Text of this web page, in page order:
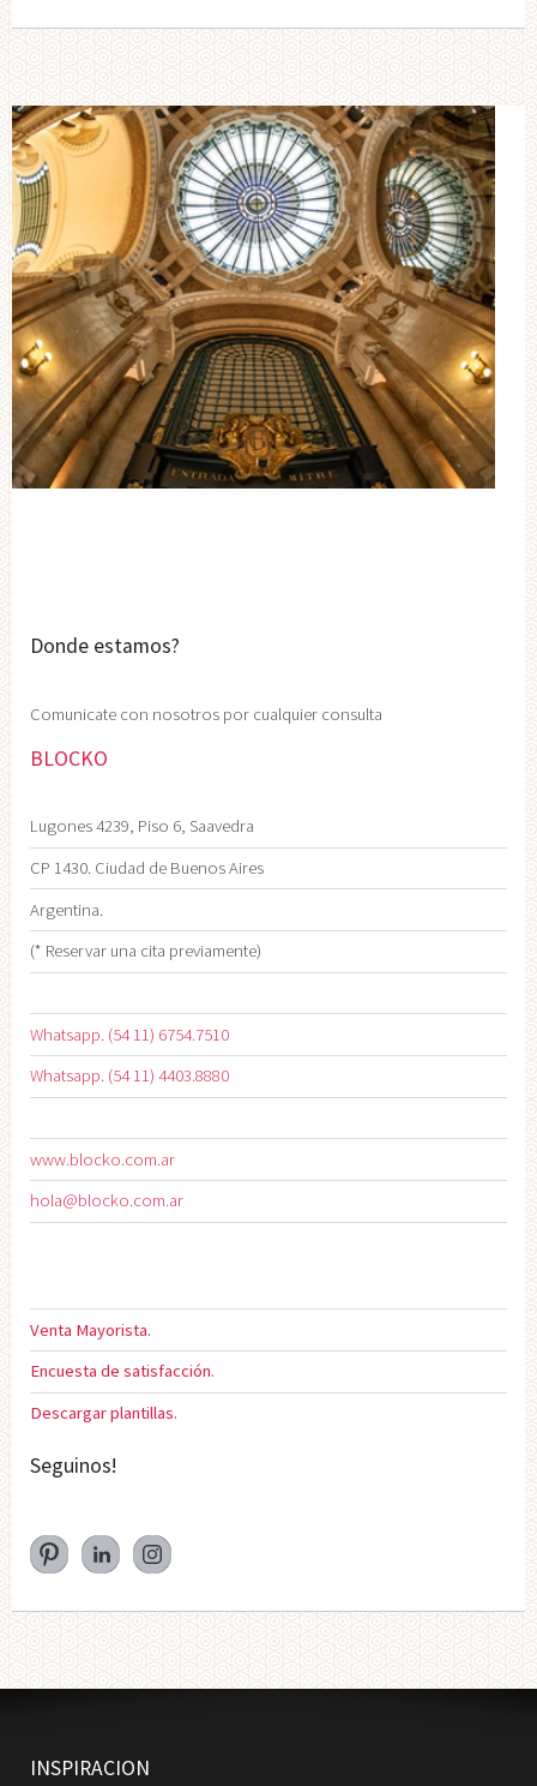
Donde estamos?
Comunicate con nosotros por cualquier consulta
BLOCKO
Lugones 4239, Piso 6, Saavedra
CP 1430. Ciudad de Buenos Aires
Argentina.
(* Reservar una cita previamente)
Whatsapp. (54 11) 6754.7510
Whatsapp. (54 11) 4403.8880
www.blocko.com.ar
hola@blocko.com.ar
Venta Mayorista.
Encuesta de satisfacción.
Descargar plantillas.
Seguinos!
INSPIRACION